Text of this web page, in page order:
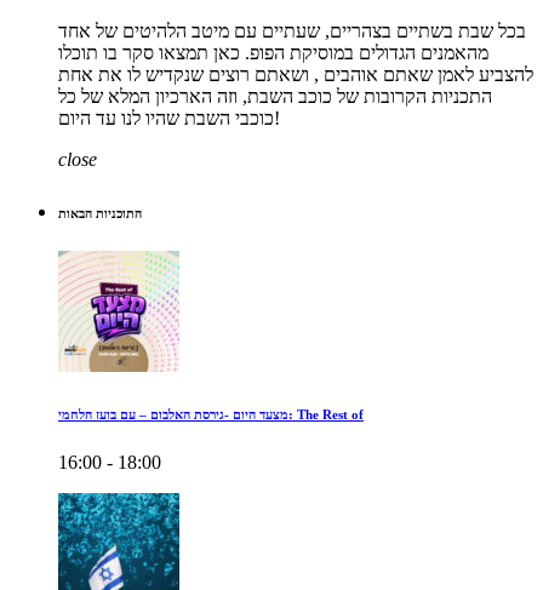
בכל שבת בשתיים בצהריים, שעתיים עם מיטב הלהיטים של אחד
מהאמנים הגדולים במוסיקת הפופ. כאן תמצאו סקר בו תוכלו
להצביע לאמן שאתם אוהבים , ושאתם רוצים שנקדיש לו את אחת
התכניות הקרובות של כוכב השבת, וזה הארכיון המלא של כל
כוכבי השבת שהיו לנו עד היום!
close
התוכניות הבאות
מצעד היום -גירסת האלבום – עם בועז הלחמי: The Rest of
16:00 - 18:00